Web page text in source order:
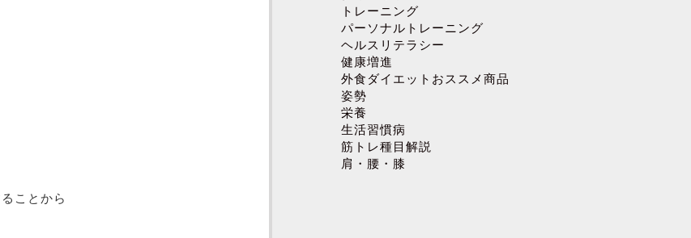
ことから
トレーニング
パーソナルトレーニング
ヘルスリテラシー
健康増進
外食ダイエットおススメ商品
姿勢
栄養
生活習慣病
筋トレ種目解説
肩・腰・膝